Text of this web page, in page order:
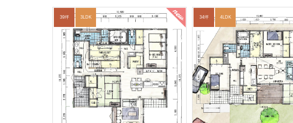
39坪 3LDK new 34坪 4LDK